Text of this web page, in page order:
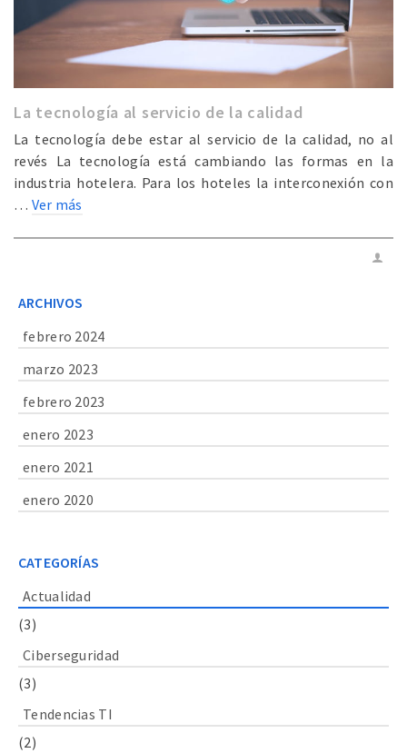
La tecnología al servicio de la calidad
La tecnología debe estar al servicio de la calidad, no al
revés La tecnología está cambiando las formas en la
industria hotelera. Para los hoteles la interconexión con
… Ver más
ARCHIVOS
febrero 2024
marzo 2023
febrero 2023
enero 2023
enero 2021
enero 2020
CATEGORÍAS
Actualidad
(3)
Ciberseguridad
(3)
Tendencias TI
(2)